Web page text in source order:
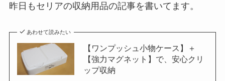
昨日もセリアの収納用品の記事を書いてます。
あわせて読みたい
【ワンプッシュ小物ケース】＋
【強力マグネット】で、安心クリ
ップ収納